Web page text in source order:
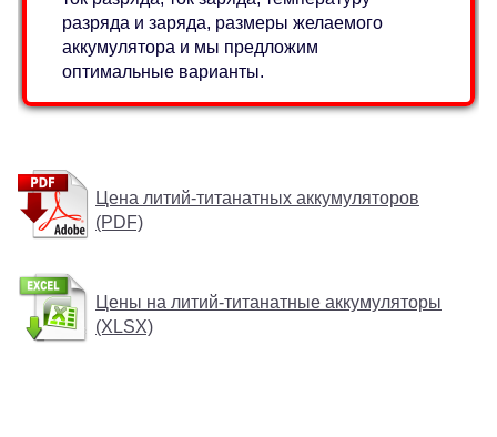
разряда и заряда, размеры желаемого
аккумулятора и мы предложим
оптимальные варианты.
Цена литий-титанатных аккумуляторов
(PDF)
Цены на литий-титанатные аккумуляторы
(XLSX)